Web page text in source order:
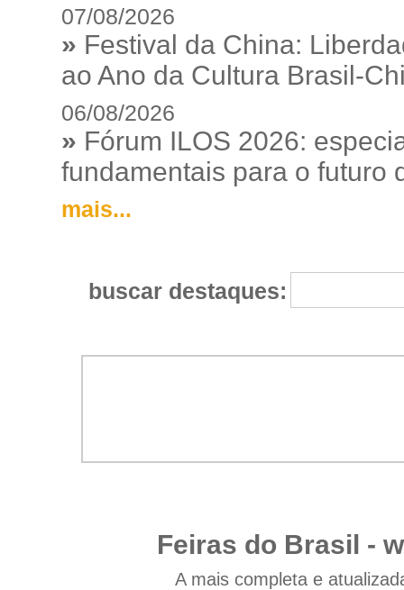
07/08/2026
» Festival da China:
ao Ano da Cultura Brasil-
06/08/2026
» Fórum ILOS 2026:
fundamentais para o futuro
mais...
buscar destaques:
Feiras do Brasil -
A mais completa e